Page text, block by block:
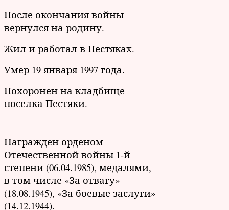
После окончания войны
вернулся на родину.
Жил и работал в Пестяках.
Умер 19 января 1997 года.
Похоронен на кладбище
поселка Пестяки.
Награжден орденом
Отечественной войны 1-й
степени (06.04.1985), медалями,
в том числе «За отвагу»
(18.08.1945), «За боевые заслуги»
(14.12.1944).